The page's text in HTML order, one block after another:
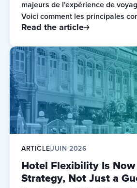
majeurs de l'expérience de
Voici comment les principales
aériennes et marques de voyage
Read the article
ARTICLEJUIN 2026
Hotel Flexibility Is Now
Strategy, Not Just a